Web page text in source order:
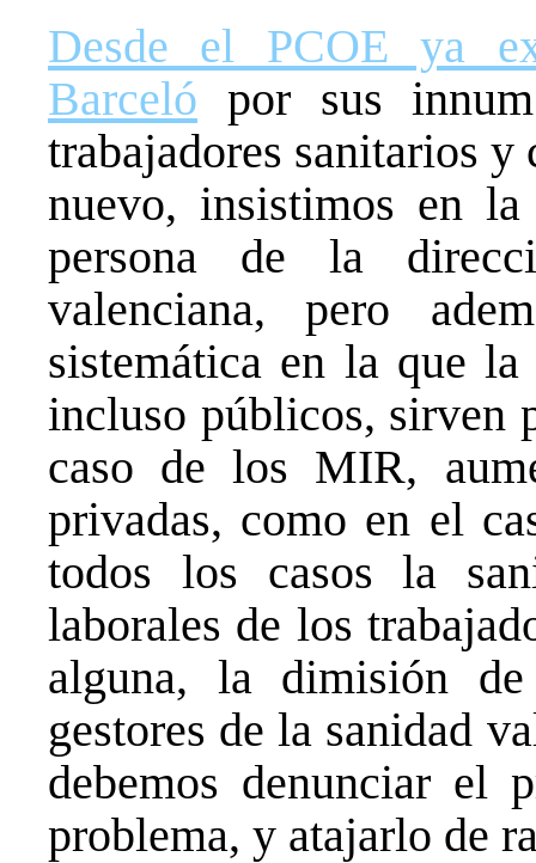
Desde el PCOE ya
Barceló por sus
trabajadores sanitarios
nuevo, insistimos en
persona de la
valenciana, pero
sistemática en la que
incluso públicos, sirven
caso de los MIR,
privadas, como en el
todos los casos la
laborales de los
alguna, la dimisión
gestores de la sanidad
debemos denunciar el
problema, y atajarlo de